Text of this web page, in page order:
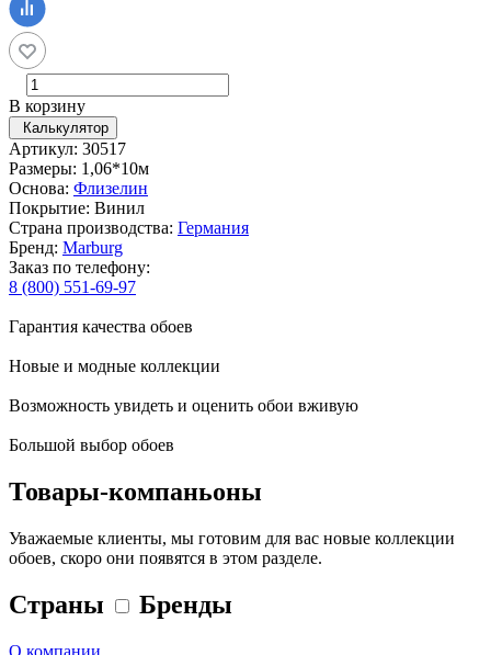
В корзину
Калькулятор
Артикул: 30517
Размеры: 1,06*10м
Основа: Флизелин
Покрытие: Винил
Страна производства: Германия
Бренд: Marburg
Заказ по телефону:
8 (800) 551-69-97
Гарантия качества обоев
Новые и модные коллекции
Возможность увидеть и оценить обои вживую
Большой выбор обоев
Товары-компаньоны
Уважаемые клиенты, мы готовим для вас новые коллекции
обоев, скоро они появятся в этом разделе.
Страны Бренды
О компании